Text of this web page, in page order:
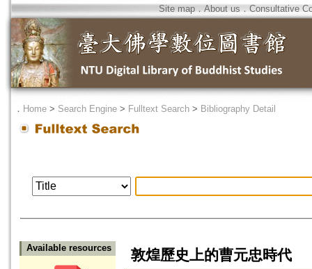
Site map．About us ． Consultative
． Home > Search Engine > Fulltext Search > Bibliography Detail
Available resources 敦煌歷史上的曹元忠時代